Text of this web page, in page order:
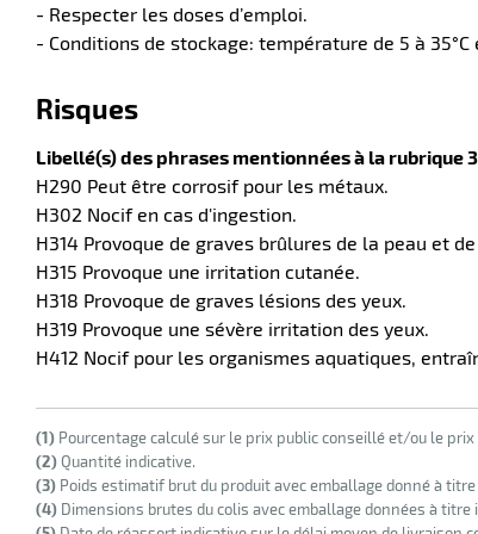
- Respecter les doses d’emploi.
- Conditions de stockage: température de 5 à
Risques
Libellé(s) des phrases mentionnées à la rubrique
H290 Peut être corrosif pour les métaux.
H302 Nocif en cas d'ingestion.
H314 Provoque de graves brûlures de la peau et
H315 Provoque une irritation cutanée.
H318 Provoque de graves lésions des yeux.
H319 Provoque une sévère irritation des yeux.
H412 Nocif pour les organismes aquatiques,
(1) Pourcentage calculé sur le prix public conseillé et/ou le
(2)Quantité indicative.
(3) Poids estimatif brut du produit avec emballage donné à
(4) Dimensions brutes du colis avec emballage données à